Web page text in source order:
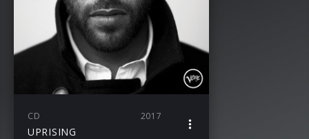
CD 2017
UPRISING